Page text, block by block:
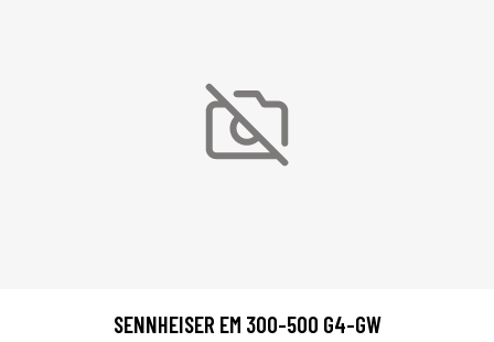
SENNHEISER EM 300-500 G4-GW